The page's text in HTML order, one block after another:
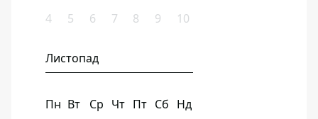
4 5 6 7 8 9 10
Листопад
Пн Вт Ср Чт Пт Сб Нд